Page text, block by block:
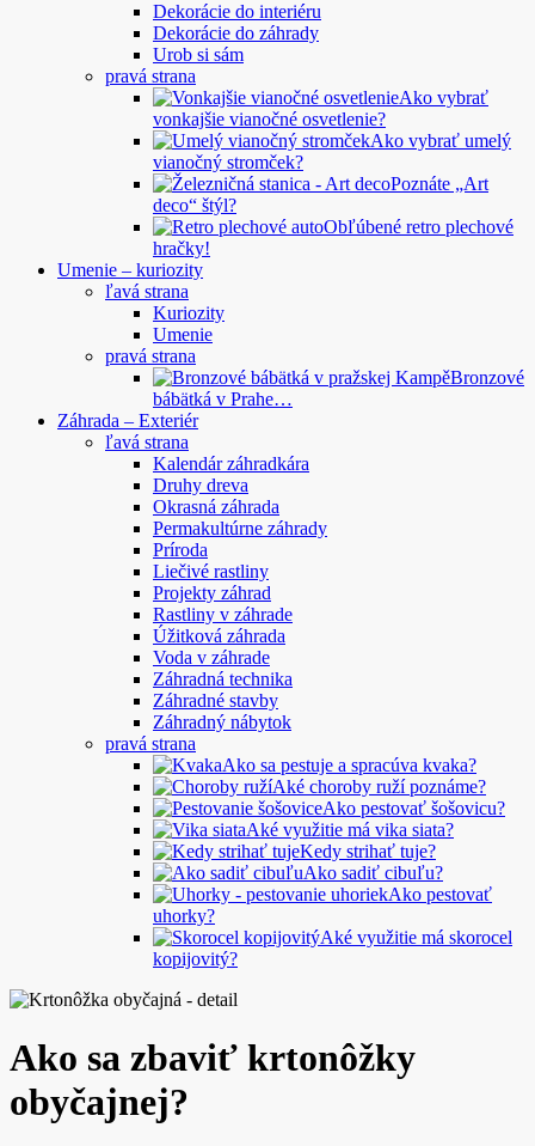
Dekorácie do interiéru
Dekorácie do záhrady
Urob si sám
pravá strana
Ako vybrať
vonkajšie vianočné osvetlenie?
Ako vybrať umelý
vianočný stromček?
Poznáte „Art
deco“ štýl?
Obľúbené retro plechové
hračky!
Umenie – kuriozity
ľavá strana
Kuriozity
Umenie
pravá strana
Bronzové
bábätká v Prahe…
Záhrada – Exteriér
ľavá strana
Kalendár záhradkára
Druhy dreva
Okrasná záhrada
Permakultúrne záhrady
Príroda
Liečivé rastliny
Projekty záhrad
Rastliny v záhrade
Úžitková záhrada
Voda v záhrade
Záhradná technika
Záhradné stavby
Záhradný nábytok
pravá strana
Ako sa pestuje a spracúva kvaka?
Aké choroby ruží poznáme?
Ako pestovať šošovicu?
Aké využitie má vika siata?
Kedy strihať tuje?
Ako sadiť cibuľu?
Ako pestovať
uhorky?
Aké využitie má skorocel
kopijovitý?
Ako sa zbaviť krtonôžky
obyčajnej?